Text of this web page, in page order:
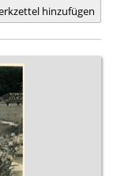
hinzufügen